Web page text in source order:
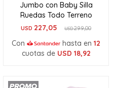
Jumbo con Baby Silla
Ruedas Todo Terreno
USD 227,05 USD299,00
Con hasta en 12
cuotas de USD 18,92